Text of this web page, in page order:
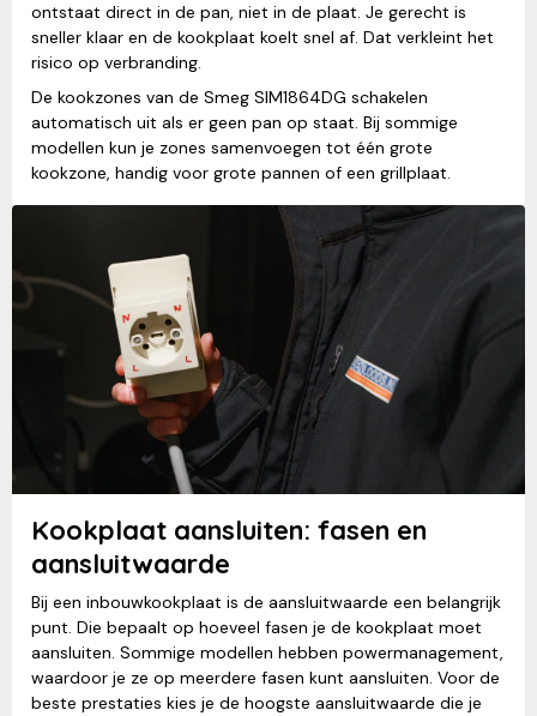
ontstaat direct in de pan, niet in de plaat. Je gerecht is
sneller klaar en de kookplaat koelt snel af. Dat verkleint het
risico op verbranding.
De kookzones van de Smeg SIM1864DG schakelen
automatisch uit als er geen pan op staat. Bij sommige
modellen kun je zones samenvoegen tot één grote
kookzone, handig voor grote pannen of een grillplaat.
Kookplaat aansluiten: fasen en
aansluitwaarde
Bij een inbouwkookplaat is de aansluitwaarde een belangrijk
punt. Die bepaalt op hoeveel fasen je de kookplaat moet
aansluiten. Sommige modellen hebben powermanagement,
waardoor je ze op meerdere fasen kunt aansluiten. Voor de
beste prestaties kies je de hoogste aansluitwaarde die je